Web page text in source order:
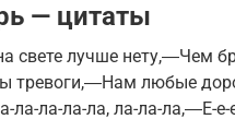
— цитаты
свете лучше нету,―Чем
тревоги,―Нам любые
ла-ла-ла-ла, ла-ла-ла,―Е-е-